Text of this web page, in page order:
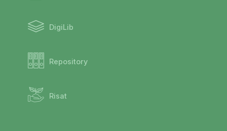
DigiLib
Repository
Risat